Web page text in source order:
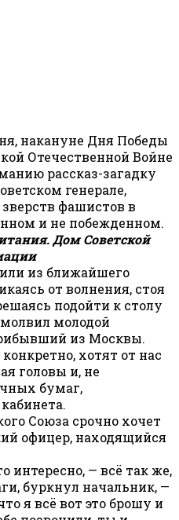
накануне Дня Победы
Отечественной Войне
рассказ-загадку
генерале,
фашистов в
и не побежденном.
Дом Советской
из ближайшего
от волнения, стоя
подойти к столу
молодой
из Москвы.
хотят от нас
головы и, не
бумаг,
Союза срочно хочет
офицер, находящийся
интересно, — всё так же,
буркнул начальник, —
я всё вот это брошу и